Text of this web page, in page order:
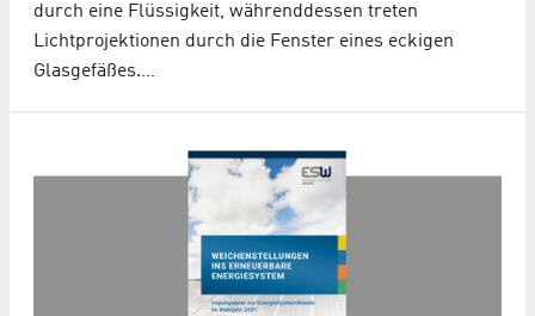
durch eine Flüssigkeit, währenddessen treten
Lichtprojektionen durch die Fenster eines eckigen
Glasgefäßes.…